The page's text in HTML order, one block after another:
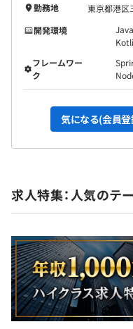
勤務地
東京都港区
開発環境
Java
フレームワー
ク
気になる(会員登
求人特集：人気のテ